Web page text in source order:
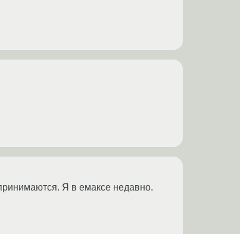
Я в емаксе недавно.